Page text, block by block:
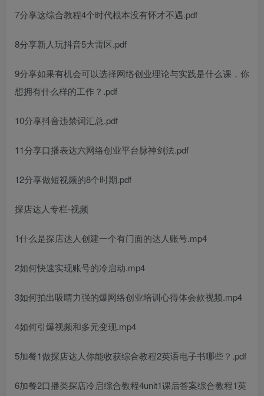
7分享这综合教程4个时代根本没有怀才不遇.pdf
8分享新人玩抖音5大雷区.pdf
9分享如果有机会可以选择网络创业理论与实践是什么课 ，你
想拥有什么样的工作？.pdf
10分享抖音违禁词汇总.pdf
11分享口播表达六网络创业平台脉神剑法.pdf
12分享做短视频的8个时期.pdf
探店达人专栏-视频
1什么是探店达人创建一个有门面的达人账号.mp4
2如何快速实现账号的冷启动.mp4
3如何拍出吸睛力强的爆网络创业培训心得体会款视频.mp4
4如何引爆视频和多元变现.mp4
5加餐1做探店达人你能收获综合教程2英语电子书哪些？.pdf
6加餐2口播类探店冷启综合教程4unit1课后答案综合教程1英